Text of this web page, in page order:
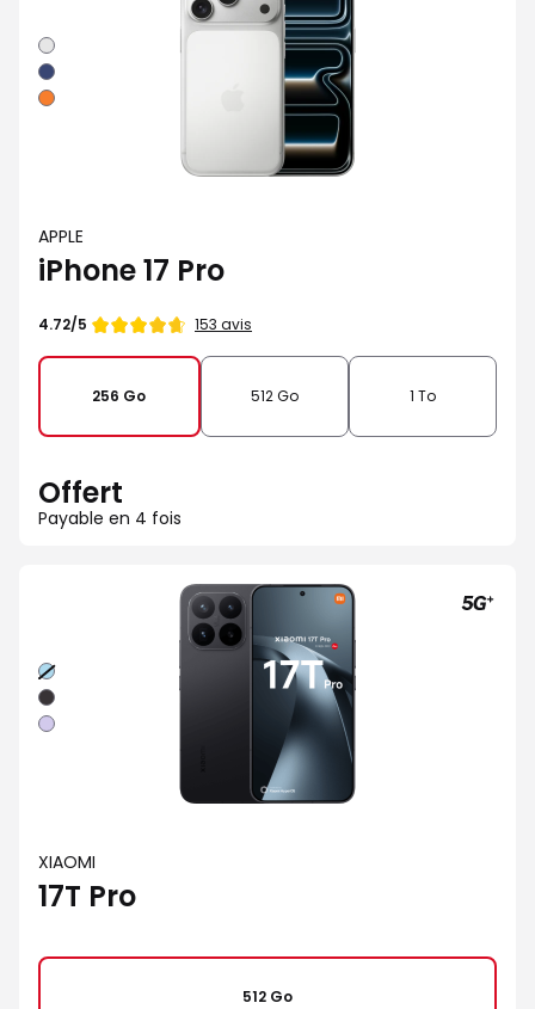
Argent
Bleu
intense
Orange
cosmique
APPLE
iPhone 17 Pro
Note
4.72/5 153 avis
256 Go 512 Go 1 To
Offert
Payable en 4 fois
Bleu
Noir
Violet
XIAOMI
17T Pro
512 Go